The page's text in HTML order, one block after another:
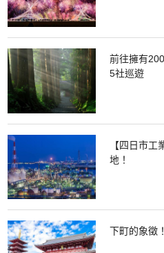
前往擁有
5社巡遊
【四日市
地！
下町的象徵